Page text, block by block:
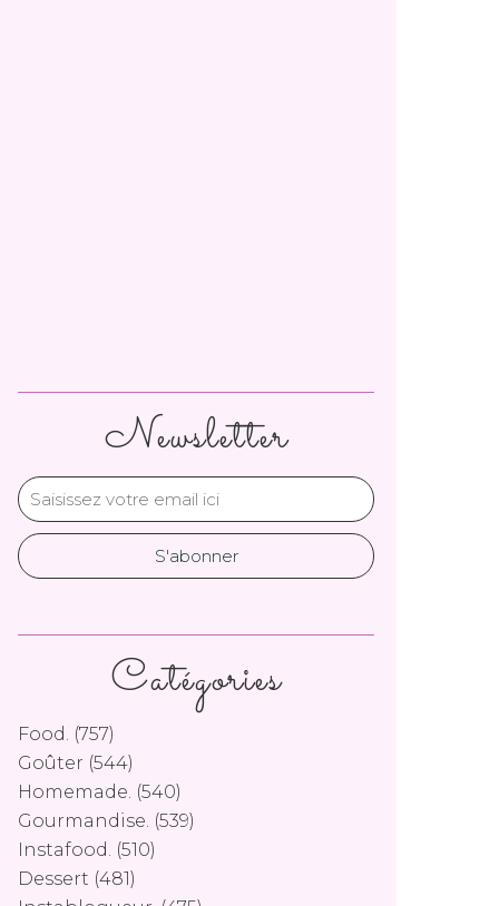
Newsletter
Catégories
Food. (757)
Goûter (544)
Homemade. (540)
Gourmandise. (539)
Instafood. (510)
Dessert (481)